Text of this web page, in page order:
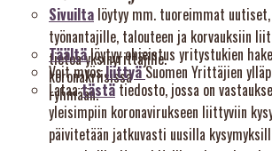
Sivuilta löytyy mm. tuoreimmat
työnantajille, talouteen ja korvauksiin
tietoa yksinyrittäjille.
Täältälöytyy ohjeistus yritystukien
koronakriisissä
Voit myösliittyäSuomen Yrittäjien
ryhmään.
Lataatästätiedosto, jossa on
yleisimpiin koronavirukseen liittyviin
päivitetään jatkuvasti uusilla